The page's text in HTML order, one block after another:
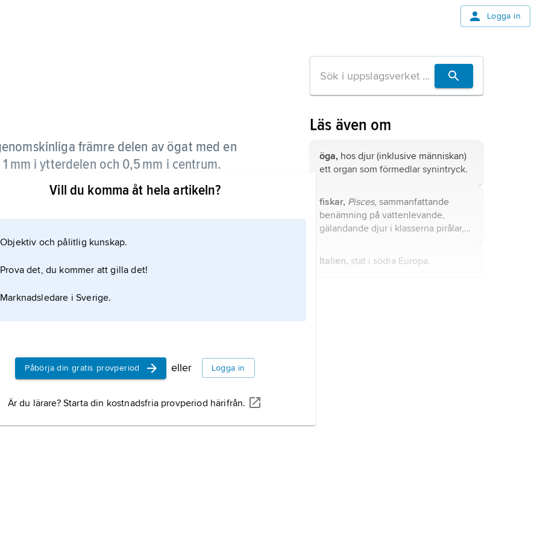
Logga in
främre delen av ögat med en
mm i ytterdelen och 0,5 mm i centrum.
fibrer. Ytan täcks av ett rikt innerverat och
På insidan finns ett lager av endotelceller.
från kammarvattnet i främre ögonkammaren och
Vill du komma åt hela artikeln?
Objektiv och pålitlig kunskap.
Prova det, du kommer att gilla det!
Marknadsledare i Sverige.
Påbörja din gratis provperiod eller Logga in
Är du lärare? Starta din kostnadsfria provperiod härifrån.
Läs även om
öga, hos djur (inklusive människan)
ett organ som förmedlar synintryck.
fiskar, Pisces, sammanfattande
benämning på vattenlevande,
gälandande djur i klasserna pirålar,
benfiskar.
Italien, stat i södra Europa.